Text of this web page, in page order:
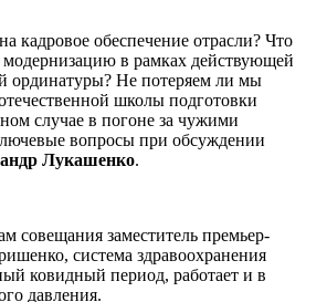
кадровое обеспечение отрасли? Что
модернизацию в рамках действующей
ординатуры? Не потеряем ли мы
школы подготовки
случае в погоне за чужими
вопросы при обсуждении
Лукашенко.
совещания заместитель премьер-
система здравоохранения
ковидный период, работает и в
давления.